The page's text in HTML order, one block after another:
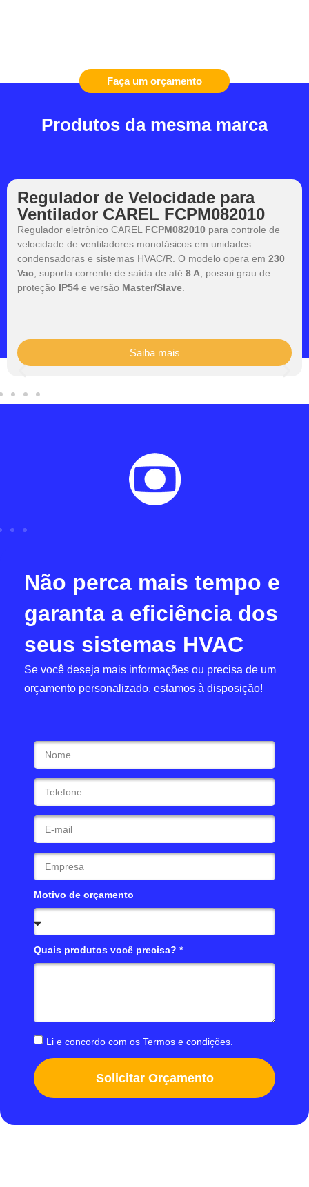
Faça um orçamento
Produtos da mesma marca
Regulador de Velocidade para
Ventilador CAREL FCPM082010
Regulador eletrônico CAREL FCPM082010 para controle de
velocidade de ventiladores monofásicos em unidades
condensadoras e sistemas HVAC/R. O modelo opera em 230
Vac, suporta corrente de saída de até 8 A, possui grau de
proteção IP54 e versão Master/Slave.
Saiba mais
Não perca mais tempo e
garanta a eficiência dos
seus sistemas HVAC
Se você deseja mais informações ou precisa de um
orçamento personalizado, estamos à disposição!
Motivo de orçamento
Quais produtos você precisa? *
Li e concordo com os Termos e condições.
Solicitar Orçamento